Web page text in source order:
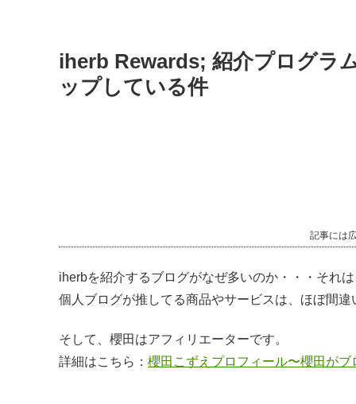
iherb Rewards; 紹介プログラ
ップしている件
記事には
iherbを紹介するブログがなぜ多いのか・・・それ
個人ブログが推してる商品やサービスは、ほぼ間違
そして、櫻田はアフィリエーターです。
詳細はこちら： 櫻田こずえプロフィール〜櫻田がブ